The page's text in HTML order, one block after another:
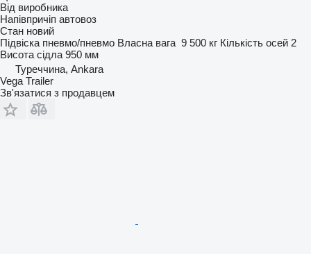
Від виробника
Напівпричіп автовоз
Стан новий
Підвіска пневмо/пневмо Власна вага 9 500 кг Кількість осей 2
Висота сідла 950 мм
Туреччина, Ankara
Vega Trailer
Зв'язатися з продавцем